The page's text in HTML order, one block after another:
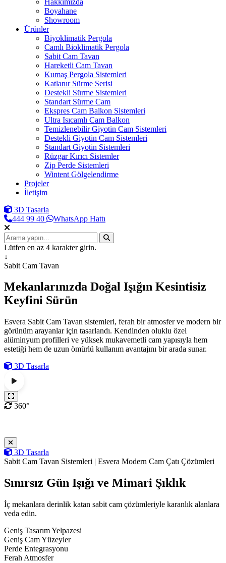
Boyahane
Showroom
Ürünler
Biyoklimatik Pergola
Camlı Bioklimatik Pergola
Sabit Cam Tavan
Hareketli Cam Tavan
Kumaş Pergola Sistemleri
Katlanır Sürme Serisi
Destekli Sürme Sistemleri
Standart Sürme Cam
Ekspres Cam Balkon Sistemleri
Ultra Isıcamlı Cam Balkon
Temizlenebilir Giyotin Cam Sistemleri
Destekli Giyotin Cam Sistemleri
Standart Giyotin Sistemleri
Rüzgar Kırıcı Sistemler
Zip Perde Sistemleri
Wintent Gölgelendirme
Projeler
İletişim
3D Tasarla
444 99 40
WhatsApp Hattı
Lütfen en az 4 karakter girin.
↓
Sabit Cam Tavan
Mekanlarınızda Doğal Işığın Kesintisiz
Keyfini Sürün
Esvera Sabit Cam Tavan sistemleri, ferah bir atmosfer ve modern bir
görünüm arayanlar için tasarlandı. Kendinden oluklu özel
alüminyum profilleri ve yüksek mukavemetli cam yapısıyla hem
estetiği hem de uzun ömürlü kullanım avantajını bir arada sunar.
3D Tasarla
360°
3D Tasarla
Sabit Cam Tavan Sistemleri | Esvera Modern Cam Çatı Çözümleri
Sınırsız Gün Işığı ve Mimari Şıklık
İç mekanlara derinlik katan sabit cam çözümleriyle karanlık alanlara
veda edin.
Geniş Tasarım Yelpazesi
Geniş Cam Yüzeyler
Perde Entegrasyonu
Ferah Atmosfer